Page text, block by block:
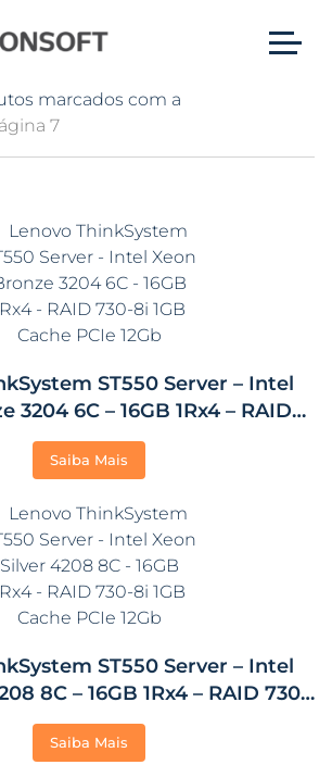
marcados com a
7
ST550 Server – Intel
3204 6C – 16GB 1Rx4 – RAID
1GB Cache PCIe 12Gb
Saiba Mais
ST550 Server – Intel
8C – 16GB 1Rx4 – RAID 730-
Cache PCIe 12Gb
Saiba Mais